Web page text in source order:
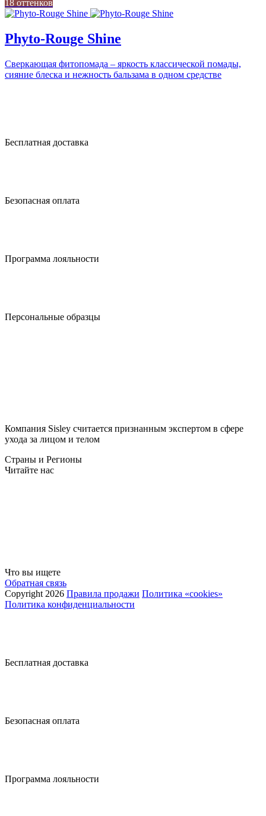
18 оттенков
Phyto-Rouge Shine
Сверкающая фитопомада – яркость классической помады,
сияние блеска и нежность бальзама в одном средстве
Бесплатная доставка
Безопасная оплата
Программа лояльности
Персональные образцы
Компания Sisley считается признанным экспертом в сфере
ухода за лицом и телом
Страны и Регионы
Читайте нас
Что вы ищете
Обратная связь
Copyright 2026 Правила продажи Политика «cookies»
Политика конфиденциальности
Бесплатная доставка
Безопасная оплата
Программа лояльности